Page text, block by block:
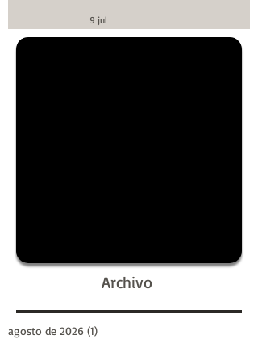
9 jul
Archivo
agosto de 2026 (1)